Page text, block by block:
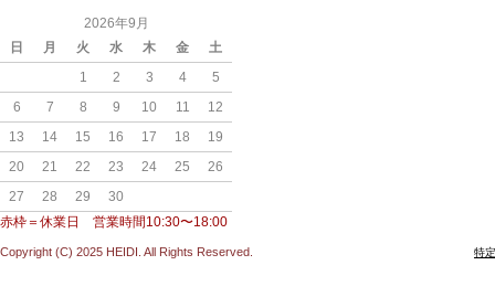
2026年9月
日
月 火 水 木 金
土
1
2 3 4
5
6
7 8 9 10 11
12
13
14 15 16 17 18
19
20
21 22 23 24 25
26
27
28 29
30
赤枠＝休業日 営業時間10:30〜18:00
Copyright (C) 2025 HEIDI. All Rights Reserved. 特